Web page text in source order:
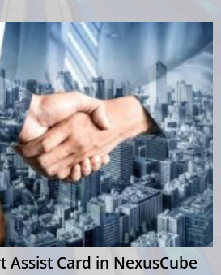
Assist Card in NexusCube